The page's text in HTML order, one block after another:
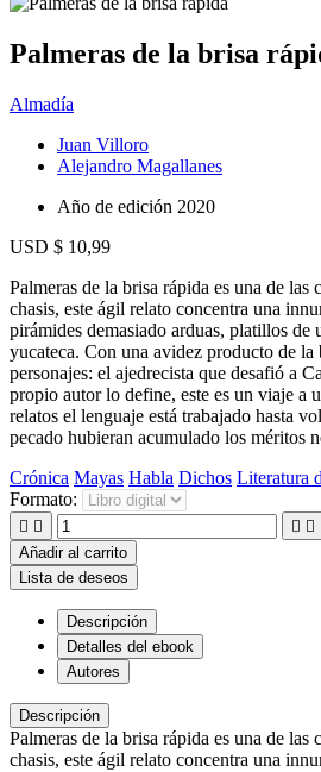
Palmeras de la brisa
Almadía
Juan Villoro
Alejandro Magallanes
Año de edición 2020
USD $ 10,99
Palmeras de la brisa rápida es una de
chasis, este ágil relato concentra una
pirámides demasiado arduas, platillos
yucateca. Con una avidez producto de
personajes: el ajedrecista que desafió a
propio autor lo define, este es un viaje
relatos el lenguaje está trabajado hasta
pecado hubieran acumulado los méritos
Crónica Mayas Habla Dichos Literatura
Formato:
   
Añadir al carrito
Lista de deseos
Descripción
Detalles del ebook
Autores
Descripción
Palmeras de la brisa rápida es una de
chasis, este ágil relato concentra una